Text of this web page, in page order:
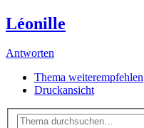
Léonille
Antworten
Thema weiterempfehlen
Druckansicht